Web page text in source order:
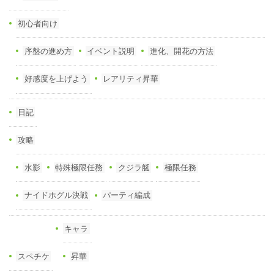
初心者向け
序盤の進め方 イベント説明 進化、開花の方法
好感度を上げよう レアリティ昇華
日記
攻略
水影 特殊極限任務 クジラ艇 極限任務
ナイドホグル決戦 パーティ編成
スペチケ
キャラ
昇華